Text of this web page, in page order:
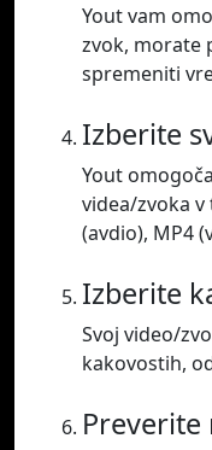
Yout vam
zvok, morate
spremeniti
Izberite
Yout
videa/zvoka v
(avdio), MP4
Izberite
Svoj video/
kakovostih,